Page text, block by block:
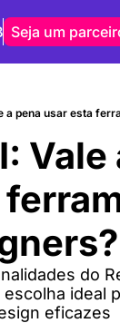
Autores
Seja um
a pena usar esta
Vale
do
ideal
eficazes